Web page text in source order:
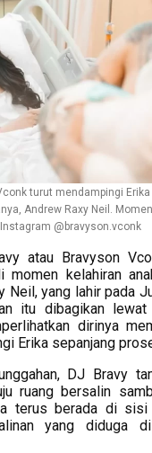
turut mendampingi
Andrew Raxy Neil.
@bravyson.vconk
atau Bravyson
momen kelahiran
Neil, yang lahir pada
itu dibagikan
dirinya
Erika sepanjang
DJ Bravy
ruang bersalin
terus berada di sisi
yang diduga